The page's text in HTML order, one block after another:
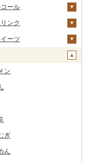
ン
和牛
牛
牛
牛
牛
牛
牛
フジャーキー
の他牛肉（加工品）
ぶしゃぶ
ー豚
鍋
セージ・ウインナ
コン・サラミ
（精肉）
ム・ソーセージ
げ
き
さつま
他鶏肉
ラム肉（ジンギス
しゃぶ
の他カニ
海老
の他エビ
・たらこ
太子
こ
魚卵
子
ビア
他魚卵
アワビ）
（カキ）
り
み
エ
ぐり
サーモン
ロ
シ
オ
鯛
タコ
海藻
め
き
ゃも
他干物
魚介・加工品
す・ちりめん
芽米
ぴりか
ヒカリ
ぬき
びより
たこまち
めぼれ
キークィーン
穀物加工品
ノパープル
オーネ
ウェア
他ぶどう・マスカ
・ラフランス
ー
・柑橘
ん
ン
火・デコポン
キ）
がいも
つまいも
他いも
ルーツトマト
トマト
薯
コン
にく・生姜
ラガス
たけ
野菜
ルト
乳製品
ール
・発泡酒
ル
ール・クラフトビ
吟醸
醸
他日本酒
酎
酎
酎
焼酎
他焼酎
イン
イン
ンパン・スパーク
キー
ール・洋酒
ンク
ネラルウォーター
ヒー豆
ップ
・ティーバッグ
茶
茶
茶
料
ごジュース
んジュース（オレ
・ティーバッグ
飲料・ジュース
ジュース
飲料
ーツ
ー
子
レート
ラ
ン
ぎ
ん